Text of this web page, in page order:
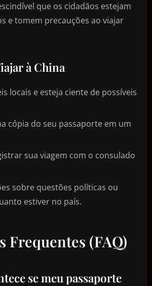
que os cidadãos estejam
e tomem precauções ao viajar
à China
locais e esteja ciente de possíveis
cópia do seu passaporte em um
sua viagem com o consulado
sobre questões políticas ou
estiver no país.
Frequentes (FAQ)
se meu passaporte